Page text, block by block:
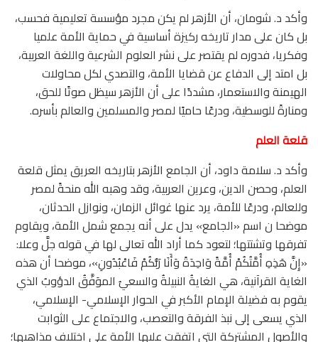
وأكد د. شومان، أن الأزهر لم يكن مجرد مؤسسة تعليمية فحسب،
بل كان على مدار تاريخه ركيزة أساسية في حماية الأمة علميا
وفكريا، فدوره لم يقتصر على نشر العلوم الشرعية واللغة العربية،
بل امتد إلى الدفاع عن قضايا الأمة، والتصدي لكل محاولات
الهيمنة والاستعمار، مشددًا على أن الأزهر سيظل صوتًا للحق،
ومنارةً للوسطية، ودرعًا حاميًا لمصر والمسلمين والعالم بأسره.
قلعة العلم
وأكد د. سلامة داود، أن الجامع الأزهر بتاريخه العريق يمثل قلعة
العلم، وحصن الدين، وعرين العربية، وقد وهبه الله منحةً لمصر
وللعالم، ودرعًا للأمة، يرد عنها غوائل الزمان، ونوازل الحدثان،
موضحا ن اسم «الجامع» يدل على أنه يجمع شمل الأمة، ويقاوم
تفرقها وتشتتها؛ لتعود كما أراد الله تعالى لها في قوله جلَّ وعلا:
«إِنَّ هَذِهِ أُمَّتُكُمْ أُمَّةً وَاحِدَةً وَأَنَا رَبُّكُمْ فَاعْبُدُونِ»، موضحا أن هذه
الغاية القرآنية، هي الغايةُ النبيلةُ والسعيُ الموَفَّقُ الدؤوبُ الذي
يقوم به فضيلة الإمام الأكبر في الحوار الإسلامي- الإسلامي،
الذي يسعى إلى نبذ الفرقة والتعصب، والاجتماع على الثوابت
والأصول المشتركة التي اتفقت عليها الأمة على اختلاف مذاهبها؛